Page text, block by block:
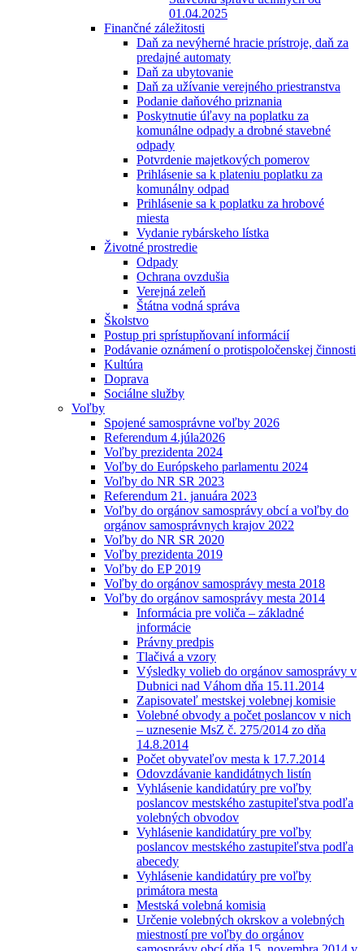
01.04.2025
Finančné záležitosti
Daň za nevýherné hracie prístroje, daň za
predajné automaty
Daň za ubytovanie
Daň za užívanie verejného priestranstva
Podanie daňového priznania
Poskytnutie úľavy na poplatku za
komunálne odpady a drobné stavebné
odpady
Potvrdenie majetkových pomerov
Prihlásenie sa k plateniu poplatku za
komunálny odpad
Prihlásenie sa k poplatku za hrobové
miesta
Vydanie rybárskeho lístka
Životné prostredie
Odpady
Ochrana ovzdušia
Verejná zeleň
Štátna vodná správa
Školstvo
Postup pri sprístupňovaní informácií
Podávanie oznámení o protispoločenskej činnosti
Kultúra
Doprava
Sociálne služby
Voľby
Spojené samosprávne voľby 2026
Referendum 4.júla2026
Voľby prezidenta 2024
Voľby do Európskeho parlamentu 2024
Voľby do NR SR 2023
Referendum 21. januára 2023
Voľby do orgánov samosprávy obcí a voľby do
orgánov samosprávnych krajov 2022
Voľby do NR SR 2020
Voľby prezidenta 2019
Voľby do EP 2019
Voľby do orgánov samosprávy mesta 2018
Voľby do orgánov samosprávy mesta 2014
Informácia pre voliča – základné
informácie
Právny predpis
Tlačivá a vzory
Výsledky volieb do orgánov samosprávy v
Dubnici nad Váhom dňa 15.11.2014
Zapisovateľ mestskej volebnej komisie
Volebné obvody a počet poslancov v nich
– uznesenie MsZ č. 275/2014 zo dňa
14.8.2014
Počet obyvateľov mesta k 17.7.2014
Odovzdávanie kandidátnych listín
Vyhlásenie kandidatúry pre voľby
poslancov mestského zastupiteľstva podľa
volebných obvodov
Vyhlásenie kandidatúry pre voľby
poslancov mestského zastupiteľstva podľa
abecedy
Vyhlásenie kandidatúry pre voľby
primátora mesta
Mestská volebná komisia
Určenie volebných okrskov a volebných
miestností pre voľby do orgánov